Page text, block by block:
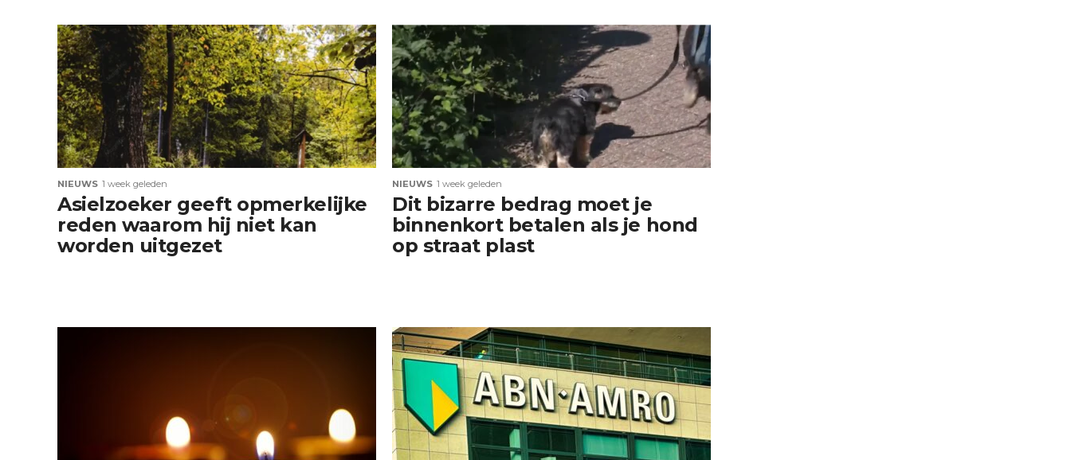
NIEUWS 1 week geleden
Asielzoeker geeft opmerkelijke
reden waarom hij niet kan
worden uitgezet
NIEUWS 1 week geleden
Dit bizarre bedrag moet je
binnenkort betalen als je hond
op straat plast